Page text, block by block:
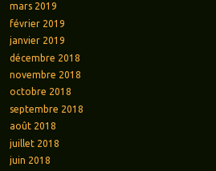
mars 2019
février 2019
janvier 2019
décembre 2018
novembre 2018
octobre 2018
septembre 2018
août 2018
juillet 2018
juin 2018